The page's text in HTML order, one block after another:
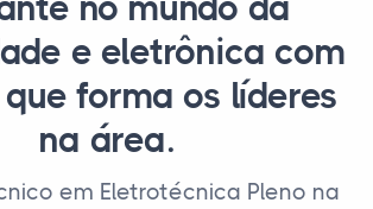
no mundo da
e eletrônica com
forma os líderes
na área.
em Eletrotécnica Pleno na